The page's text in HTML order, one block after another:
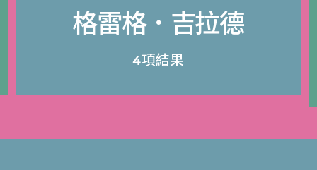
格雷格．吉拉德
4項結果